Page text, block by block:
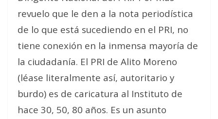
revuelo que le den a la nota periodística
de lo que está sucediendo en el PRI, no
tiene conexión en la inmensa mayoría de
la ciudadanía. El PRI de Alito Moreno
(léase literalmente así, autoritario y
burdo) es de caricatura al Instituto de
hace 30, 50, 80 años. Es un asunto